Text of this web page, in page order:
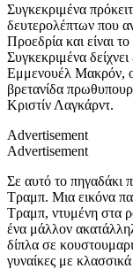
Συγκεκριμένα
δευτερολέπτων που
Προεδρία και είναι
Συγκεκριμένα
Εμμενουέλ Μακρόν,
βρετανίδα
Κριστίν Λαγκάρντ.
Advertisement
Advertisement
Σε αυτό το πηγαδάκι
Τραμπ. Μια εικόνα
Τραμπ, ντυμένη στα
ένα μάλλον
δίπλα σε
γυναίκες με κλασσικά